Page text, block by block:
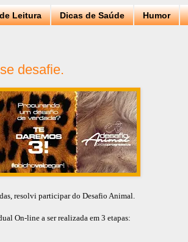
Leitura Dicas de Saúde Humor
desafie.
resolvi participar do Desafio Animal.
On-line a ser realizada em 3 etapas: